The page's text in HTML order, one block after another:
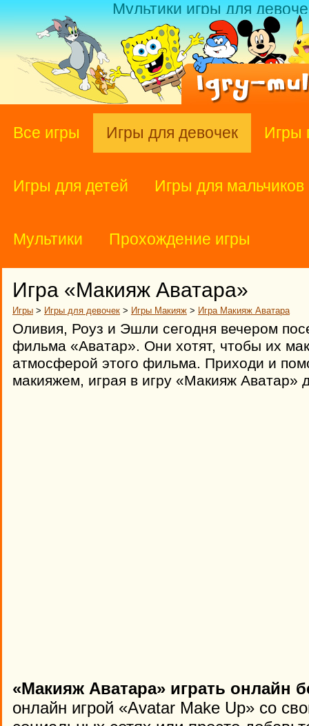
Мультики игры для
Все игры Игры для девочек Игры
Игры для детей Игры для мальчиков
Мультики Прохождение игры
Игра «Макияж Аватара»
Игры > Игры для девочек > Игры Макияж > Игра Макияж Аватара
Оливия, Роуз и Эшли сегодня вечером
фильма «Аватар». Они хотят, чтобы их
атмосферой этого фильма. Приходи и
макияжем, играя в игру «Макияж Аватар»
«Макияж Аватара» играть онлайн
онлайн игрой «Avatar Make Up» со